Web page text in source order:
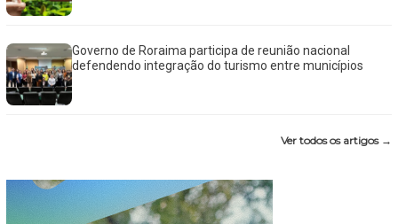
Governo de Roraima participa de reunião nacional
defendendo integração do turismo entre municípios
Ver todos os artigos →